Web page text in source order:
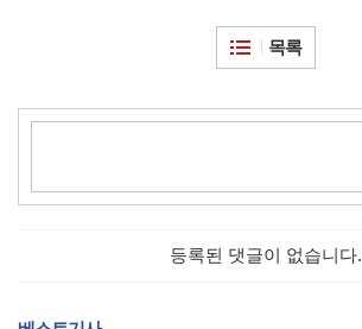
목록
등록된 댓글이 없습니다.